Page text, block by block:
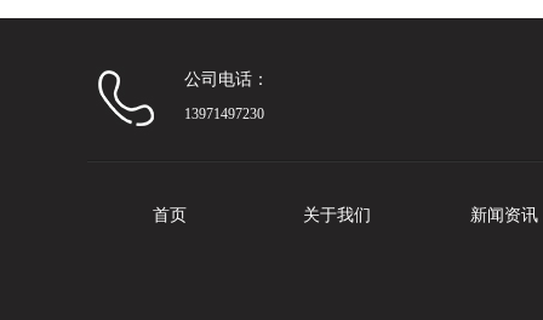
公司电话：
13971497230
首页 关于我们 新闻资讯